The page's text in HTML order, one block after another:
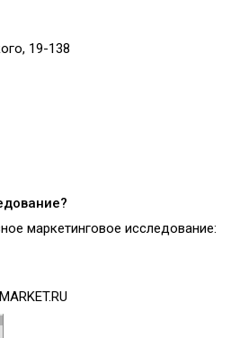
19-138
маркетинговое исследование: